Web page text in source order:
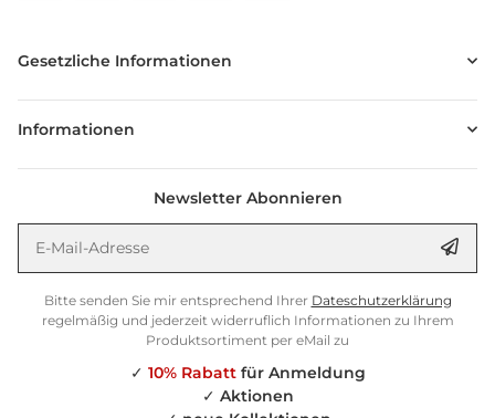
Gesetzliche Informationen
Informationen
Newsletter Abonnieren
Bitte senden Sie mir entsprechend Ihrer Dateschutzerklärung
regelmäßig und jederzeit widerruflich Informationen zu Ihrem
Produktsortiment per eMail zu
✓ 10% Rabattfür Anmeldung
✓ Aktionen